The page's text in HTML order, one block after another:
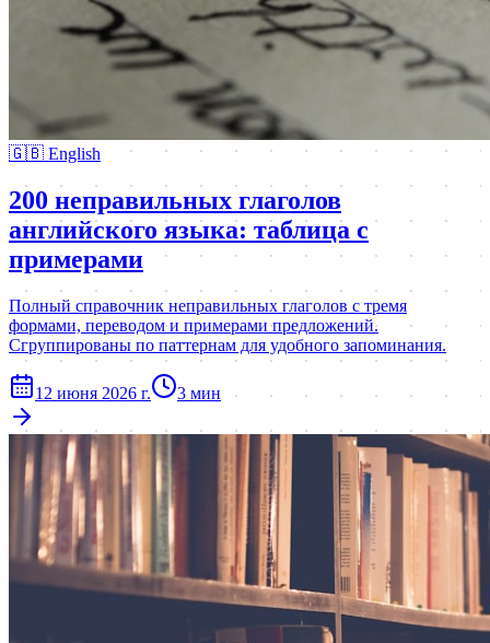
🇬🇧 English
200 неправильных глаголов
английского языка: таблица с
примерами
Полный справочник неправильных глаголов с тремя
формами, переводом и примерами предложений.
Сгруппированы по паттернам для удобного запоминания.
12 июня 2026 г. 3 мин